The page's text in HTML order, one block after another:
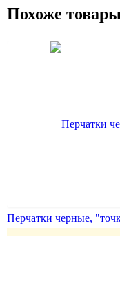
Похоже товары
Перчатки черные,